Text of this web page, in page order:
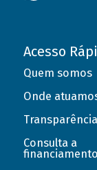
Acesso
Quem somos
Onde
Transparência
Consulta a